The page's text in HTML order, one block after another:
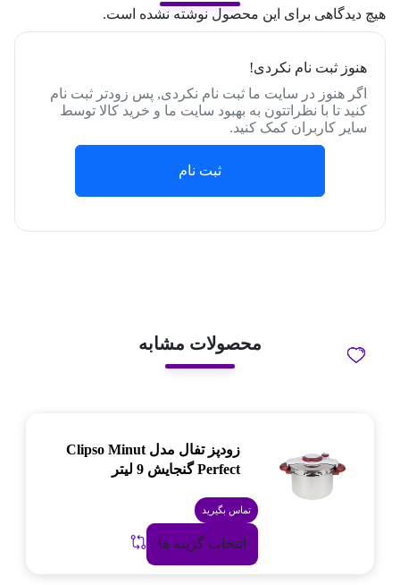
هیچ دیدگاهی برای این محصول نوشته نشده است.
هنوز ثبت نام نکردی!
اگر هنوز در سایت ما ثبت نام نکردی, پس زودتر ثبت نام
کنید تا با نظراتتون به بهبود سایت ما و خرید کالا توسط
سایر کاربران کمک کنید.
ثبت نام
محصولات مشابه
زودپز تفال مدل Clipso Minut
Perfect گنجایش 9 لیتر
تماس بگیرید
انتخاب گزینه ها